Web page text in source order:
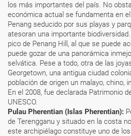
los más importantes del país. No
económica actual se fundamenta en
Penang seducido por sus playas y
atesoran una importante
pico de Penang Hill, al que se puede
puede gozar de una panorámica
selvática. Pese a todo, otra de las
Georgetown, una antigua ciudad
población de origen un malayo, chino,
En el 2008, fue declarada Patrimonio
UNESCO.
Pulau Pherentian (Islas Pherentian):
de Terengganu y situado en la costa
este archipiélago constituye uno de